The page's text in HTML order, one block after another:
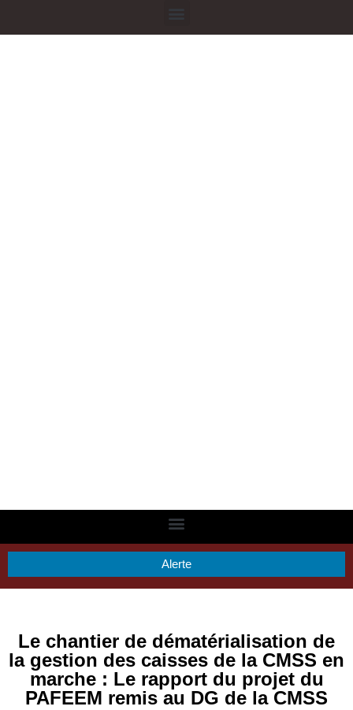
Alerte
Le chantier de dématérialisation de
la gestion des caisses de la CMSS en
marche : Le rapport du projet du
PAFEEM remis au DG de la CMSS